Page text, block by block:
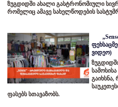
ზუგდიდში ახალი გასტრონომიული
რომელიც ამავე სახელწოდების
ვიდეო)
ფასებს სთავაზობს.